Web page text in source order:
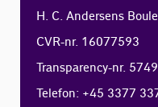
H. C. Andersens
CVR-nr. 16077593
Transparency-nr.
Telefon: +45 3377